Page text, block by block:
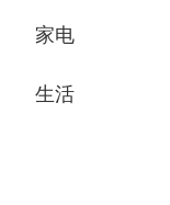
家电
生活